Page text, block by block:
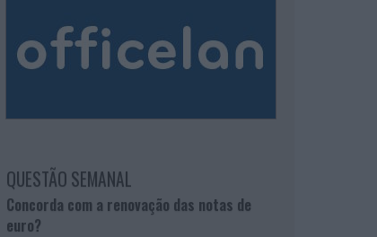
QUESTÃO SEMANAL
Concorda com a renovação das notas de
euro?